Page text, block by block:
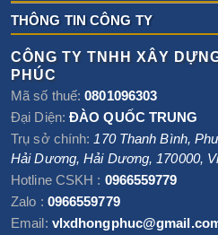
THÔNG TIN CÔNG TY
CÔNG TY TNHH XÂY
PHÚC
Mã số thuế:0801096303
Đại Diện: ĐÀO QUỐC TRUNG
Trụ sở chính: 170 Thanh Bình,
Hải Dương,Hải Dương, 170000,
Hotline CSKH : 0966559779
Zalo : 0966559779
Email: